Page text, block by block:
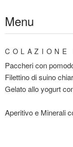
Menu
Paccheri con
Filettino di suino
Gelato allo yogurt
Aperitivo e Minerali